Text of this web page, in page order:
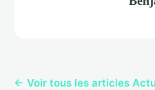
← Voir tous les articles